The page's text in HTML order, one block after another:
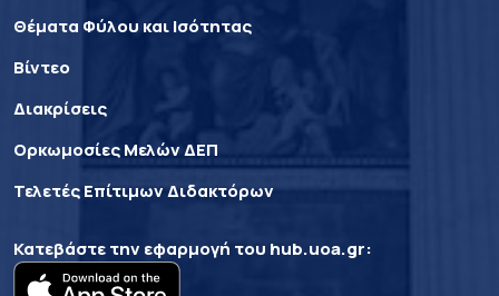
Θέματα Φύλου και Ισότητας
Βίντεο
Διακρίσεις
Ορκωμοσίες Μελών ΔΕΠ
Τελετές Επίτιμων Διδακτόρων
Κατεβάστε την εφαρμογή του hub.uoa.gr: